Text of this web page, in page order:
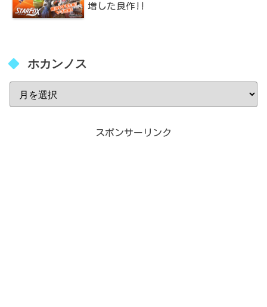
増した良作!!
ホカンノス
スポンサーリンク